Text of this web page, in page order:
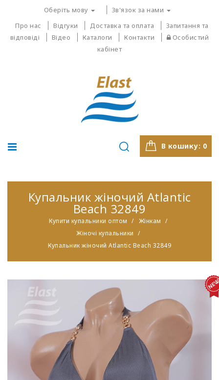
Оберіть мову
Зв'язок за нами
Про нас
Відгуки Доставка та оплата
Запитання та
відповіді
Відео Каталоги Контакти
Особистий
кабінет
В кошику: 0
Купальник жіночий Atlantic
Beach 32849
Купити купальники оптом
Жінкам
Жіночі купальники
Купальник жіночий Atlantic Beach 32849